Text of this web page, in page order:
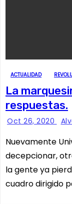
ACTUALIDAD
La
respuestas.
Oct 26, 2020
Nuevamente
decepcionar,
la gente ya
cuadro dirigido